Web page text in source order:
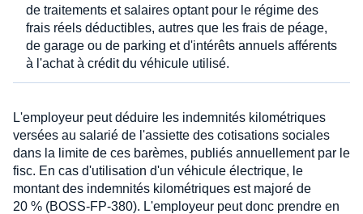
de traitements et salaires optant pour le régime des
frais réels déductibles, autres que les frais de péage,
de garage ou de parking et d'intérêts annuels afférents
à l'achat à crédit du véhicule utilisé.
L'employeur peut déduire les indemnités kilométriques
versées au salarié de l'assiette des cotisations sociales
dans la limite de ces barèmes, publiés annuellement par le
fisc. En cas d'utilisation d'un véhicule électrique, le
montant des indemnités kilométriques est majoré de
20 % (BOSS-FP-380). L'employeur peut donc prendre en